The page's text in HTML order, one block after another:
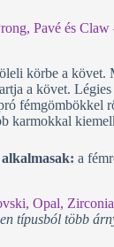
körbe a követ.
a követ.
fémgömbökkel
karmokkal
alkalmasak: a
típusból több